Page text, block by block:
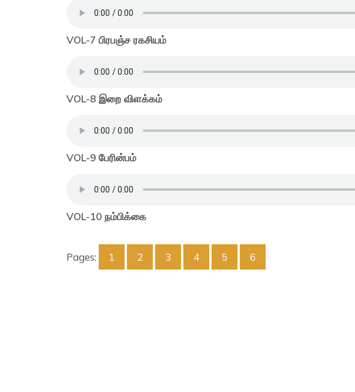
VOL-7 பிரபஞ்ச ரகசியம்
VOL-8 இறை விளக்கம்
VOL-9 பேரின்பம்
VOL-10 நம்பிக்கை
Pages: 1 2 3 4 5 6